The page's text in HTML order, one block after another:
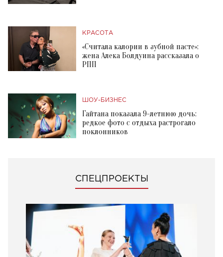
КРАСОТА
«Считала калории в зубной пасте»:
жена Алека Болдуина рассказала о
РПП
ШОУ-БИЗНЕС
Гайтана показала 9-летнюю дочь:
редкое фото с отдыха растрогало
поклонников
СПЕЦПРОЕКТЫ